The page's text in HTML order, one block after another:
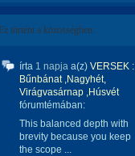
Ez történt a közösségben:
írta 1 napja a(z) VERSEK :
Bűnbánat ,Nagyhét,
Virágvasárnap ,Húsvét
fórumtémában:
This balanced depth with
brevity because you keep
the scope ...